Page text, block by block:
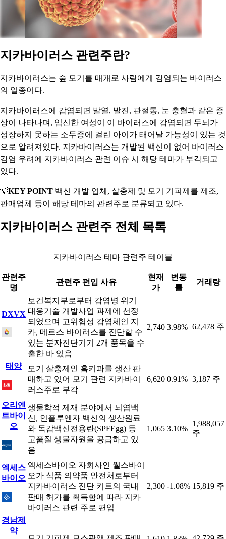
지카바이러스 관련주란?
지카바이러스는 숲 모기를 매개로 사람에게 감염되는 바이러스
의 일종이다.
지카바이러스에 감염되면 발열, 발진, 관절통, 눈 충혈과 같은 증
상이 나타나며, 임신한 여성이 이 바이러스에 감염되면 두뇌가
성장하지 못하는 소두증에 걸린 아이가 태어날 가능성이 있는 것
으로 알려져있다. 지카바이러스는 개발된 백신이 없어 바이러스
감염 우려에 지카바이러스 관련 이슈 시 해당 테마가 부각되고
있다.
💡KEY POINT 백신 개발 업체, 살충제 및 모기 기피제를 제조,
판매업체 등이 해당 테마의 관련주로 분류되고 있다.
지카바이러스 관련주 전체 목록
지카바이러스 테마 관련주 테이블
관련주
명
관련주 편입 사유
현재
가
변동
률
거래량
DXVX
보건복지부로부터 감염병 위기
대응기술 개발사업 과제에 선정
되었으며 고위험성 감염체인 지
카, 메르스 바이러스를 진단할 수
있는 분자진단기기 2개 품목을 수
출한 바 있음
2,740 3.98% 62,478 주
태양
모기 살충제인 홈키파를 생산 판
매하고 있어 모기 관련 지카바이
러스주로 부각
6,620 0.91% 3,187 주
오리엔
트바이
오
생물학적 제재 분야에서 뇌염백
신, 인플루엔자 백신의 생산원료
와 독감백신전용란(SPFEgg) 등
고품질 생물자원을 공급하고 있
음
1,065 3.10%
1,988,057
주
엑세스
바이오
엑세스바이오 자회사인 웰스바이
오가 식품 의약품 안전처로부터
지카바이러스 진단 키트의 국내
판매 허가를 획득함에 따라 지카
바이러스 관련 주로 편입
2,300 -1.08% 15,819 주
경남제
약